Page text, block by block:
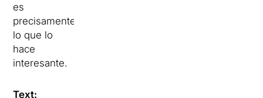
es
precisamente
lo que lo
hace
interesante.
Text: